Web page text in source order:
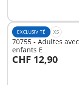
EXCLUSIVITÉ XS
70755 - Adultes avec
enfants E
CHF 12,90
Au panier